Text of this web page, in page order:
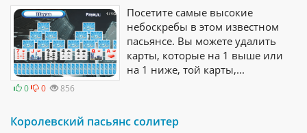
0 0 856
Посетите самые высокие
небоскребы в этом известном
пасьянсе. Вы можете удалить
карты, которые на 1 выше или
на 1 ниже, той карты,...
Королевский пасьянс солитер